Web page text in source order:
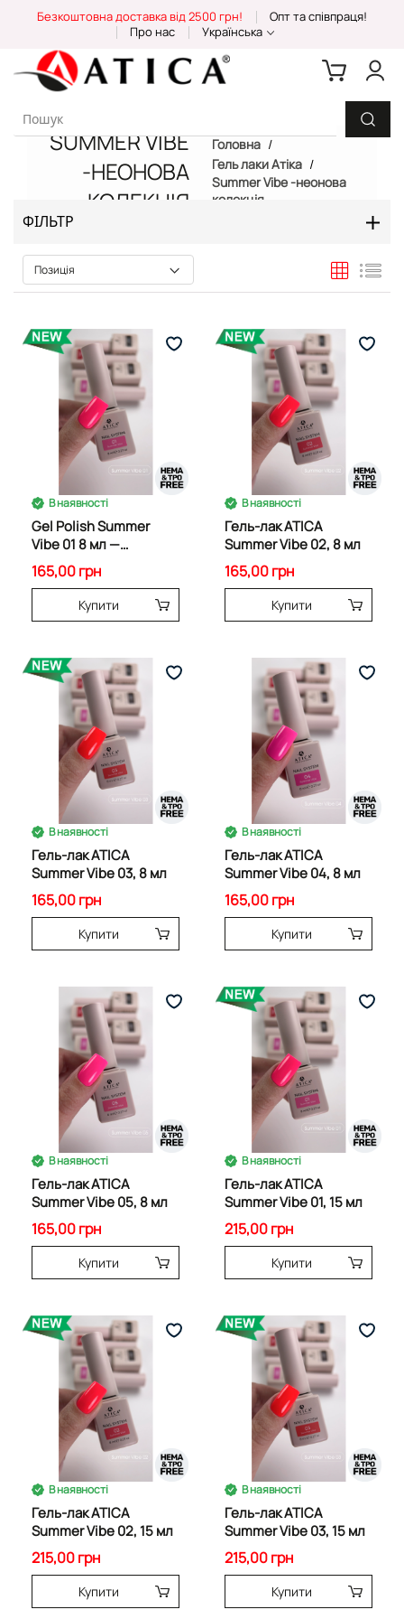
Content
Безкоштовна доставка від 2500 грн!
Опт та співпраця!
Про нас
Українська
SUMMER VIBE
-НЕОНОВА
КОЛЕКЦІЯ
Головна
Гель лаки Атіка
Summer Vibe -неонова
колекція
ФІЛЬТР
Таблиця
В наявності
Gel Polish Summer
Vibe 01 8 мл —
неоново-рожевий
гель-лак
165,00 грн
Купити
В наявності
Гель-лак ATICA
Summer Vibe 02, 8 мл
165,00 грн
Купити
В наявності
Гель-лак ATICA
Summer Vibe 03, 8 мл
165,00 грн
Купити
В наявності
Гель-лак ATICA
Summer Vibe 04, 8 мл
165,00 грн
Купити
В наявності
Гель-лак ATICA
Summer Vibe 05, 8 мл
165,00 грн
Купити
В наявності
Гель-лак ATICA
Summer Vibe 01, 15 мл
215,00 грн
Купити
В наявності
Гель-лак ATICA
Summer Vibe 02, 15 мл
215,00 грн
Купити
В наявності
Гель-лак ATICA
Summer Vibe 03, 15 мл
215,00 грн
Купити